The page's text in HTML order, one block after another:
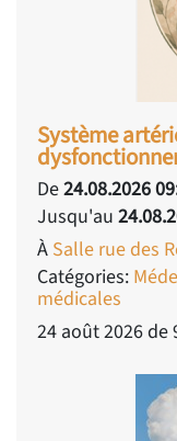
Système
De24.08.2026
Jusqu'au
À Salle rue des
Catégories:
médicales
24 août 2026 de